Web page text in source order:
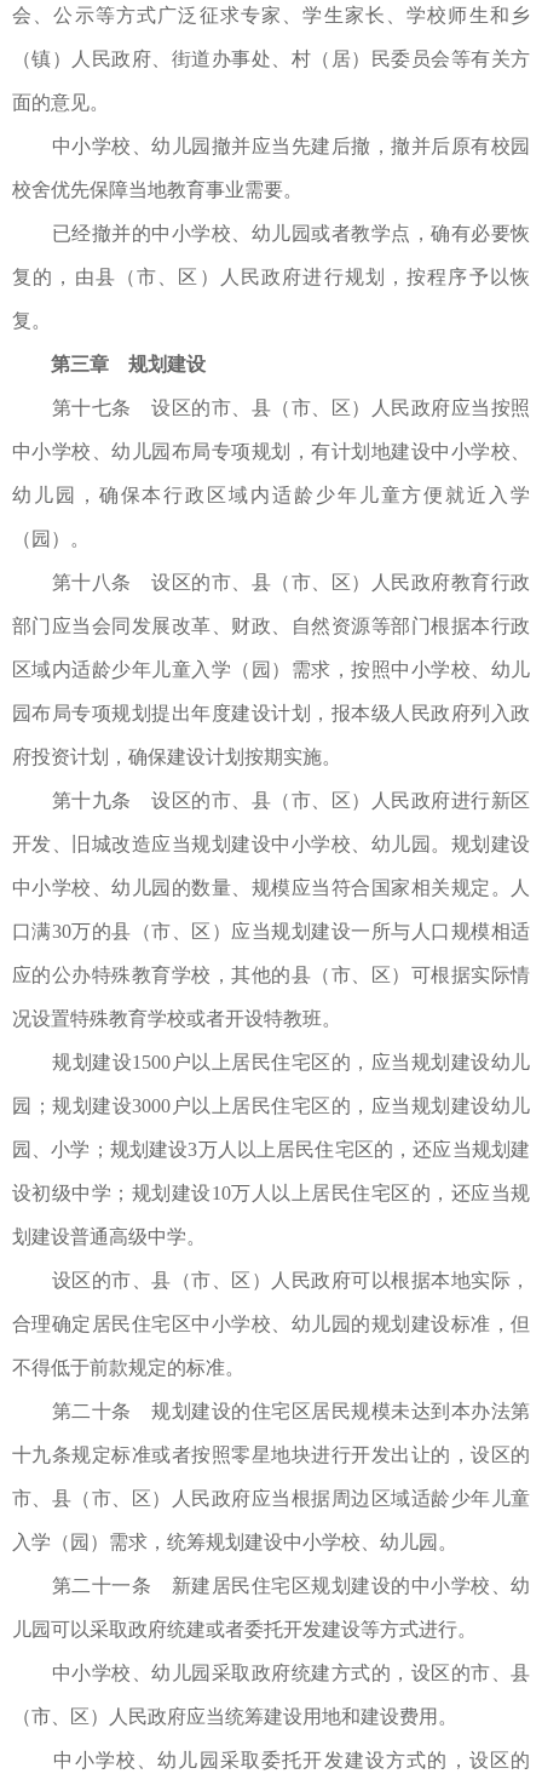
会、公示等方式广泛征求专家、学生家长、学校师生和乡
（镇）人民政府、街道办事处、村（居）民委员会等有关方
面的意见。
中小学校、幼儿园撤并应当先建后撤，撤并后原有校园
校舍优先保障当地教育事业需要。
已经撤并的中小学校、幼儿园或者教学点，确有必要恢
复的，由县（市、区）人民政府进行规划，按程序予以恢
复。
第三章 规划建设
第十七条 设区的市、县（市、区）人民政府应当按照
中小学校、幼儿园布局专项规划，有计划地建设中小学校、
幼儿园，确保本行政区域内适龄少年儿童方便就近入学
（园）。
第十八条 设区的市、县（市、区）人民政府教育行政
部门应当会同发展改革、财政、自然资源等部门根据本行政
区域内适龄少年儿童入学（园）需求，按照中小学校、幼儿
园布局专项规划提出年度建设计划，报本级人民政府列入政
府投资计划，确保建设计划按期实施。
第十九条 设区的市、县（市、区）人民政府进行新区
开发、旧城改造应当规划建设中小学校、幼儿园。规划建设
中小学校、幼儿园的数量、规模应当符合国家相关规定。人
口满30万的县（市、区）应当规划建设一所与人口规模相适
应的公办特殊教育学校，其他的县（市、区）可根据实际情
况设置特殊教育学校或者开设特教班。
规划建设1500户以上居民住宅区的，应当规划建设幼儿
园；规划建设3000户以上居民住宅区的，应当规划建设幼儿
园、小学；规划建设3万人以上居民住宅区的，还应当规划建
设初级中学；规划建设10万人以上居民住宅区的，还应当规
划建设普通高级中学。
设区的市、县（市、区）人民政府可以根据本地实际，
合理确定居民住宅区中小学校、幼儿园的规划建设标准，但
不得低于前款规定的标准。
第二十条 规划建设的住宅区居民规模未达到本办法第
十九条规定标准或者按照零星地块进行开发出让的，设区的
市、县（市、区）人民政府应当根据周边区域适龄少年儿童
入学（园）需求，统筹规划建设中小学校、幼儿园。
第二十一条 新建居民住宅区规划建设的中小学校、幼
儿园可以采取政府统建或者委托开发建设等方式进行。
中小学校、幼儿园采取政府统建方式的，设区的市、县
（市、区）人民政府应当统筹建设用地和建设费用。
中小学校、幼儿园采取委托开发建设方式的，设区的